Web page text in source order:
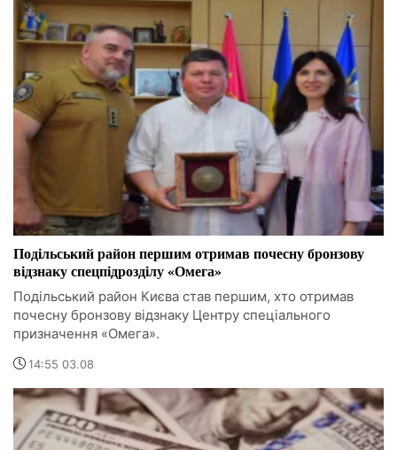
Подільський район першим отримав почесну бронзову
відзнаку спецпідрозділу «Омега»
Подільський район Києва став першим, хто отримав
почесну бронзову відзнаку Центру спеціального
призначення «Омега».
14:55 03.08